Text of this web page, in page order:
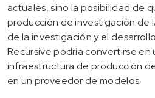
actuales, sino la posibilidad de
producción de investigación de
de la investigación y el
Recursive podría convertirse en
infraestructura de producción
en un proveedor de modelos.